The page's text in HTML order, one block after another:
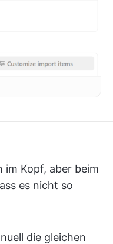
im Kopf, aber beim
es nicht so
die gleichen